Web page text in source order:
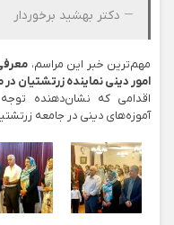
— دکتر بهشید برخوردار
مهم‌ترین خبر این مراسم،
امور دینی نماینده زرتشتیان
اقدامی که نشان‌دهنده
آموزه‌های دینی در جامعه